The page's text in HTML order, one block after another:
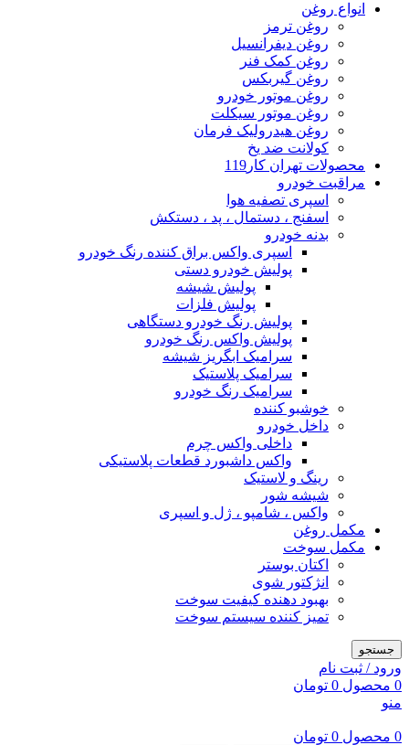
انواع روغن
روغن ترمز
روغن دیفرانسیل
روغن کمک فنر
روغن گیربکس
روغن موتور خودرو
روغن موتور سیکلت
روغن هیدرولیک فرمان
کولانت ضد یخ
محصولات تهران کار119
مراقبت خودرو
اسپری تصفیه هوا
اسفنج ، دستمال ، پد ، دستکش
بدنه خودرو
اسپری واکس براق کننده رنگ خودرو
پولیش خودرو دستی
پولیش شیشه
پولیش فلزات
پولیش رنگ خودرو دستگاهی
پولیش واکس رنگ خودرو
سرامیک ابگریز شیشه
سرامیک پلاستیک
سرامیک رنگ خودرو
خوشبو کننده
داخل خودرو
داخلی واکس چرم
واکس داشبورد قطعات پلاستیکی
رینگ و لاستیک
شیشه شور
واکس ، شامپو ، ژل و اسپری
مکمل روغن
مکمل سوخت
اکتان بوستر
انژکتور شوی
بهبود دهنده کیفیت سوخت
تمیز کننده سیستم سوخت
جستجو
ورود / ثبت نام
0 محصول 0 تومان
منو
0 محصول 0 تومان